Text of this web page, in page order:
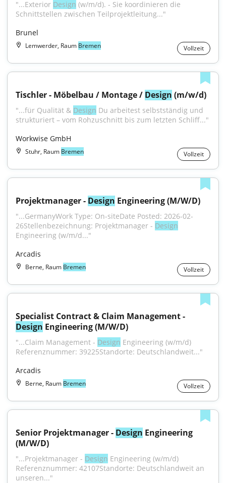
"...Exterior Design (w/m/d). - Sie koordinieren die
Schnittstellen zwischen Teilprojektleitung..."
Brunel
Lemwerder, Raum Bremen Vollzeit
Tischler - Möbelbau / Montage / Design (m/w/d)
"...für Qualität & Design Du arbeitest selbstständig und
strukturiert – vom Rohzuschnitt bis zum letzten Schliff..."
Workwise GmbH
Stuhr, Raum Bremen Vollzeit
Projektmanager - Design Engineering (M/W/D)
"...GermanyWork Type: On-siteDate Posted: 2026-02-
26Stellenbezeichnung: Projektmanager - Design
Engineering (w/m/d..."
Arcadis
Berne, Raum Bremen Vollzeit
Design Engineering (M/W/D)
"...Claim Management - Design Engineering (w/m/d)
Referenznummer: 39225Standorte: Deutschlandweit..."
Arcadis
Berne, Raum Bremen Vollzeit
Senior Projektmanager - Design Engineering
(M/W/D)
"...Projektmanager - Design Engineering (w/m/d)
Referenznummer: 42107Standorte: Deutschlandweit an
unseren..."